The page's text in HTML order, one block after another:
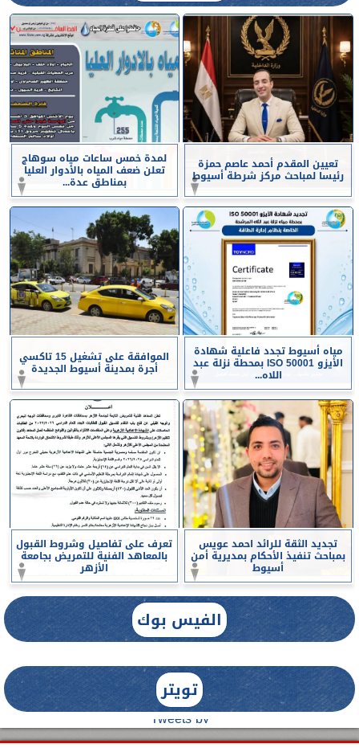
تعيين المقدم أحمد عاصم حمزة
رئيسا لمباحث مركز شرطة أسيوط
لمدة خمس ساعات مياه سوهاج
تعلن ضعف المياه بالأدوار العليا
بمناطق عدة...
مياه أسيوط تجدد فاعلية شهادة
الأيزو ISO 50001 بمحطة نزلة عبد
اللاه...
الموافقة على تشغيل 15 تاكسي
أجرة بمدينة أسيوط الجديدة
تجديد الثقة للرائد احمد عويس
بمباحث تنفيذ الأحكام بمديرية أمن
أسيوط
تعرف على تفاصيل وشروط القبول
بالمعاهد الفنية للتمريض بجامعة
الأزهر
الفيس بوك
تويتر
Tweets by